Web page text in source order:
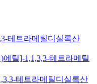
테트라메틸디실록산
틸]-1,1,3,3-테트라메틸
테트라메틸디실록산